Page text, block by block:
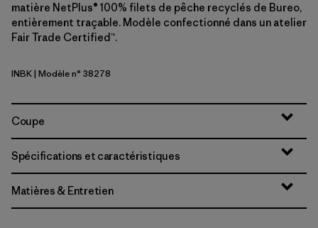
matière NetPlus® 100% filets de pêche recyclés de Bureo,
entièrement traçable. Modèle confectionné dans un atelier
Fair Trade Certified™.
Ink Black
INBK| Modèle n° 38278
Coupe
Spécifications et caractéristiques
Matières & Entretien